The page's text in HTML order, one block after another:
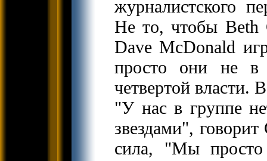
журналистского
Hе то, чтобы
Dave McDonald
просто они не в
четвертой власти.
"У нас в группе
звездами",
сила, "Мы